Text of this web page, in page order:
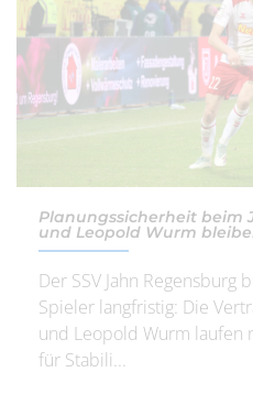
Planungssicherheit beim
und Leopold Wurm
Der SSV Jahn Regensburg
Spieler langfristig: Die
und Leopold Wurm laufen
für Stabili...